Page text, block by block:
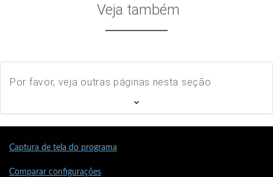
Veja também
Por favor, veja outras páginas nesta seção
Captura de tela do programa
Comparar configurações